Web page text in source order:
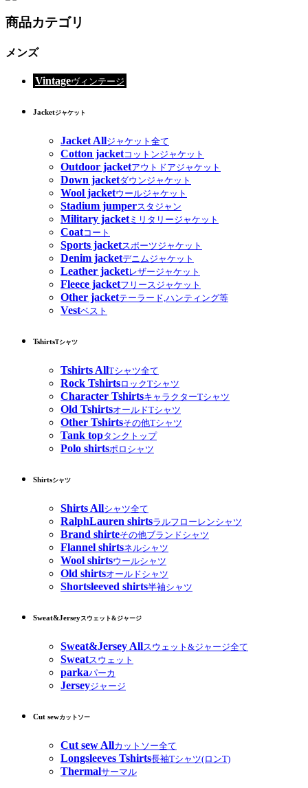
商品カテゴリ
メンズ
Vintageヴィンテージ
Jacketジャケット
Jacket Allジャケット全て
Cotton jacketコットンジャケット
Outdoor jacketアウトドアジャケット
Down jacketダウンジャケット
Wool jacketウールジャケット
Stadium jumperスタジャン
Military jacketミリタリージャケット
Coatコート
Sports jacketスポーツジャケット
Denim jacketデニムジャケット
Leather jacketレザージャケット
Fleece jacketフリースジャケット
Other jacketテーラード,ハンティング等
Vestベスト
TshirtsTシャツ
Tshirts AllTシャツ全て
Rock TshirtsロックTシャツ
Character TshirtsキャラクターTシャツ
Old TshirtsオールドTシャツ
Other Tshirtsその他Tシャツ
Tank topタンクトップ
Polo shirtsポロシャツ
Shirtsシャツ
Shirts Allシャツ全て
RalphLauren shirtsラルフローレンシャツ
Brand shirteその他ブランドシャツ
Flannel shirtsネルシャツ
Wool shirtsウールシャツ
Old shirtsオールドシャツ
Shortsleeved shirts半袖シャツ
Sweat&Jerseyスウェット&ジャージ
Sweat&Jersey Allスウェット&ジャージ全て
Sweatスウェット
parkaパーカ
Jerseyジャージ
Cut sewカットソー
Cut sew Allカットソー全て
Longsleeves Tshirts長袖Tシャツ(ロンT)
Thermalサーマル